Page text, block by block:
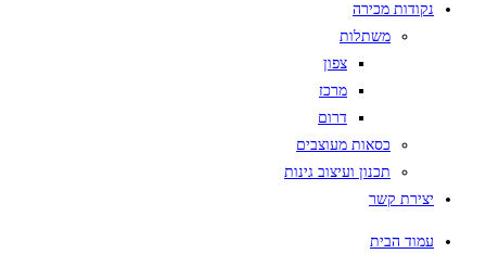
נקודות מכירה
משתלות
צפון
מרכז
דרום
כסאות מעוצבים
תכנון ועיצוב גינות
יצירת קשר
עמוד הבית